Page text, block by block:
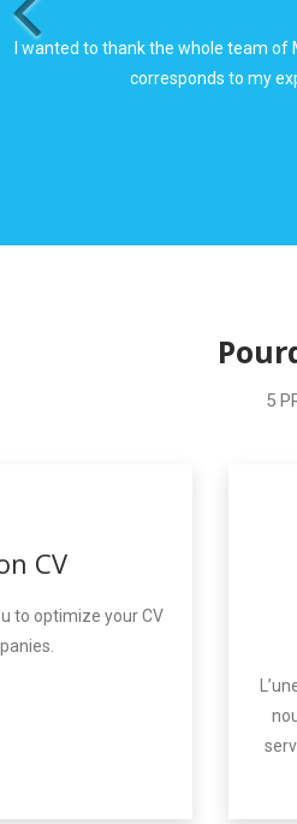
Thanks to the Mokell agency and
5
CV
to optimize your CV